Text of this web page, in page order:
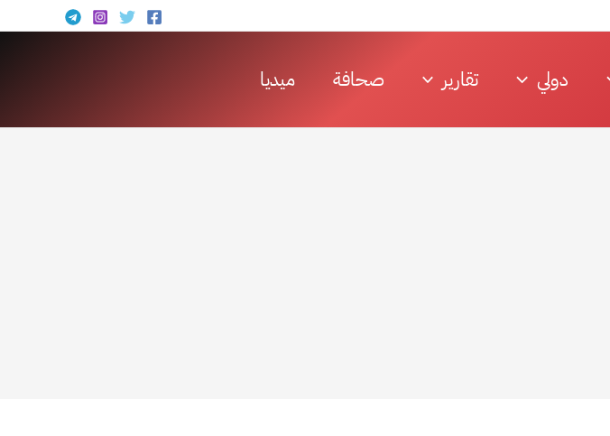
دولي تقارير صحافة ميديا